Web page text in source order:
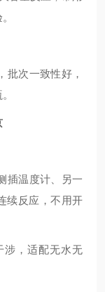
批次一致性好，
插温度计、另一
续反应，不用开
涉，适配无水无